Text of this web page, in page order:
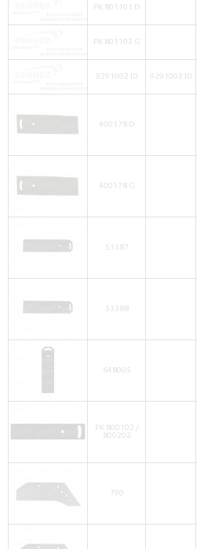
PK 801101 D
PK 801102 G
929100210 929100210
400178 D
400178 G
53387
53388
648005
PK 800102 /
800202
790